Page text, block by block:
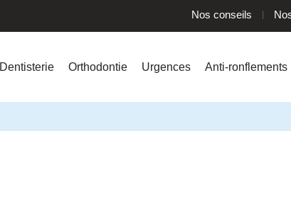
Nos conseils
Dentisterie Orthodontie Urgences Anti-ronflements